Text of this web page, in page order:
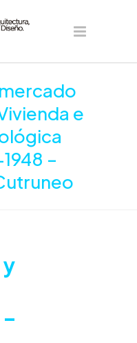
e
–